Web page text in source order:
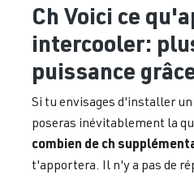
Ch Voici ce
intercooler:
puissance
Si tu envisages d'installer
poseras inévitablement la
combien de ch
t'apportera. Il n'y a pas de